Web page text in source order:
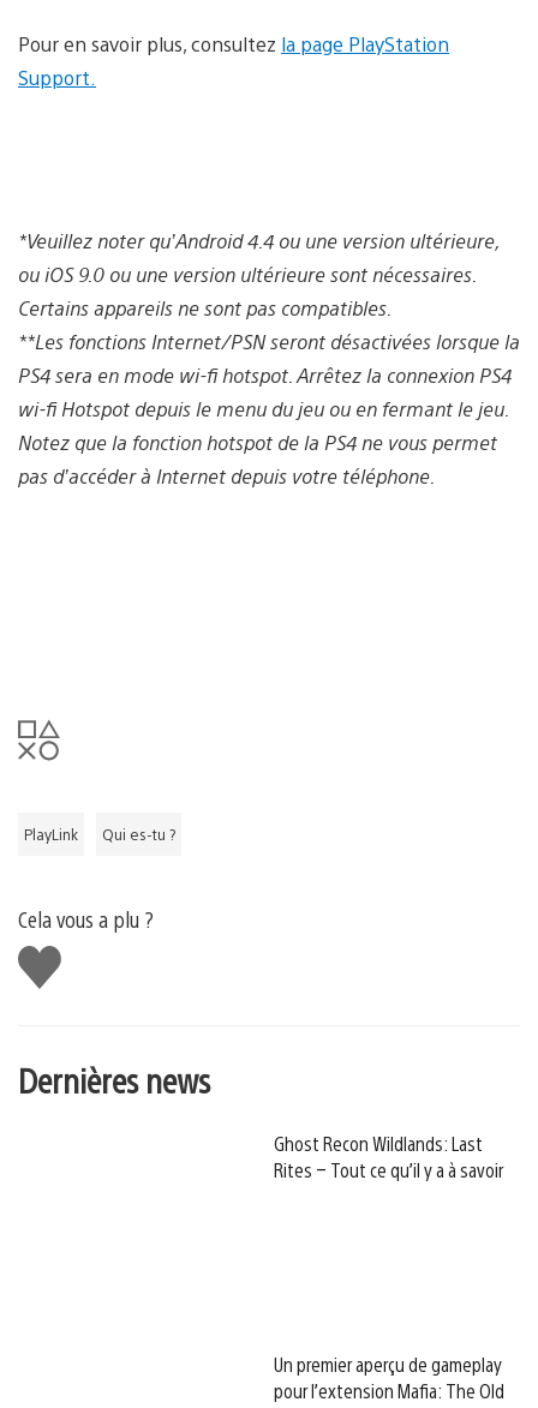
Pour en savoir plus, consultez la page PlayStation
Support.
*Veuillez noter qu’Android 4.4 ou une version ultérieure,
ou iOS 9.0 ou une version ultérieure sont nécessaires.
Certains appareils ne sont pas compatibles.
**Les fonctions Internet/PSN seront désactivées lorsque la
PS4 sera en mode wi-fi hotspot. Arrêtez la connexion PS4
wi-fi Hotspot depuis le menu du jeu ou en fermant le jeu.
Notez que la fonction hotspot de la PS4 ne vous permet
pas d’accéder à Internet depuis votre téléphone.
PlayLink Qui es-tu ?
Cela vous a plu ?
J'aime
Dernières news
Ghost Recon Wildlands: Last
Rites – Tout ce qu’il y a à savoir
Un premier aperçu de gameplay
pour l’extension Mafia: The Old